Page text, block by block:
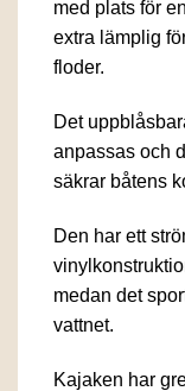
med plats för
extra lämplig
floder.
Det
anpassas och
säkrar båtens
Den har ett
medan det
vattnet.
Kajaken har